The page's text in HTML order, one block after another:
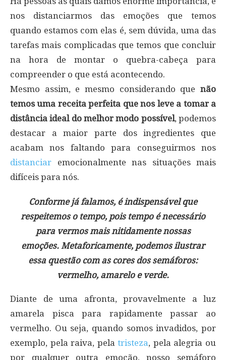
nos distanciarmos das emoções que temos
quando estamos com elas é, sem dúvida, uma das
tarefas mais complicadas que temos que concluir
na hora de montar o quebra-cabeça para
compreender o que está acontecendo.
Mesmo assim, e mesmo considerando que não
temos uma receita perfeita que nos leve a tomar a
distância ideal do melhor modo possível, podemos
destacar a maior parte dos ingredientes que
acabam nos faltando para conseguirmos nos
distanciar emocionalmente nas situações mais
difíceis para nós.
Conforme já falamos, é indispensável que
respeitemos o tempo, pois tempo é necessário
para vermos mais nitidamente nossas
emoções. Metaforicamente, podemos ilustrar
essa questão com as cores dos semáforos:
vermelho, amarelo e verde.
Diante de uma afronta, provavelmente a luz
amarela pisca para rapidamente passar ao
vermelho. Ou seja, quando somos invadidos, por
exemplo, pela raiva, pelatristeza, pela alegria ou
por qualquer outra emoção, nosso semáforo